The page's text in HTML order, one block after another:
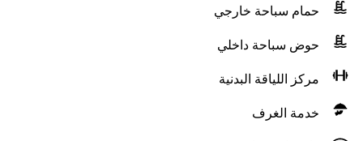
حمام سباحة خارجي
حوض سباحة داخلي
مركز اللياقة البدنية
خدمة الغرف